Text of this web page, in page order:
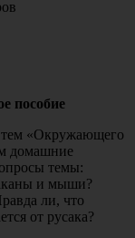
пособие
тем «Окружающего
домашние
темы:
и мыши?
ли, что
от русака?